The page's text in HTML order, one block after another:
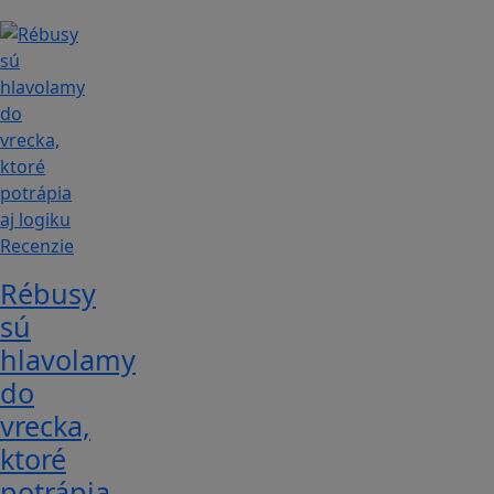
Recenzie
Rébusy
sú
hlavolamy
do
vrecka,
ktoré